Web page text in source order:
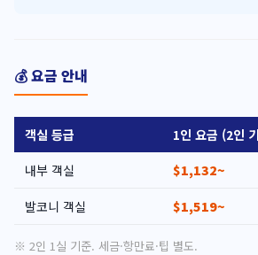
💰 요금 안내
객실 등급
1인 요금 (2인
내부 객실
$1,132~
발코니 객실 $1,519~
※ 2인 1실 기준. 세금·항만료·팁 별도.